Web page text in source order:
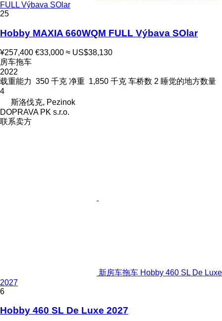
FULL Výbava SOlar
25
Hobby MAXIA 660WQM FULL Výbava SOlar
¥257,400 €33,000 ≈ US$38,130
房车拖车
2022
载重能力 350 千克 净重 1,850 千克 车桥数 2 睡觉的地方数量
4
斯洛伐克, Pezinok
DOPRAVA PK s.r.o.
联系卖方
新房车拖车 Hobby 460 SL De Luxe
2027
6
Hobby 460 SL De Luxe 2027